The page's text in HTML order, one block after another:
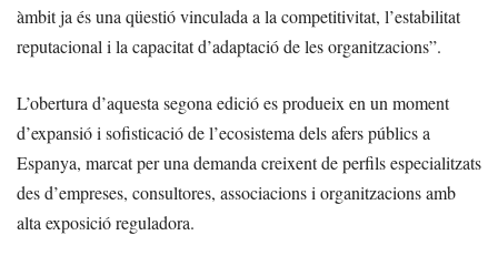
àmbit ja és una qüestió vinculada a la competitivitat, l’estabilitat
reputacional i la capacitat d’adaptació de les organitzacions”.
L’obertura d’aquesta segona edició es produeix en un moment
d’expansió i sofisticació de l’ecosistema dels afers públics a
Espanya, marcat per una demanda creixent de perfils especialitzats
des d’empreses, consultores, associacions i organitzacions amb
alta exposició reguladora.